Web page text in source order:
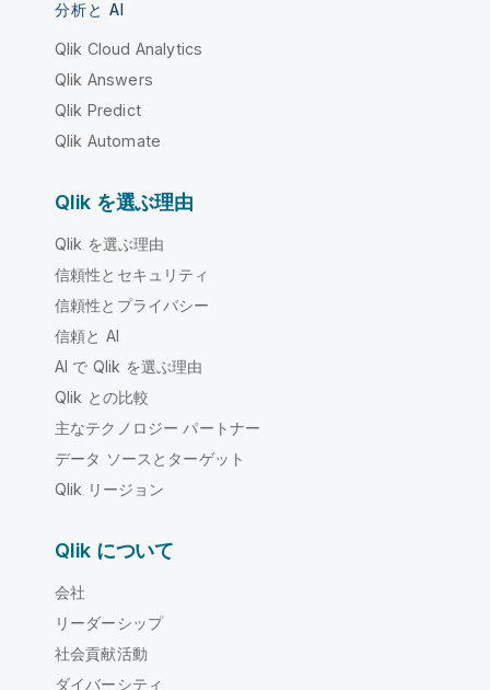
分析と AI
Qlik Cloud Analytics
Qlik Answers
Qlik Predict
Qlik Automate
Qlik を選ぶ理由
Qlik を選ぶ理由
信頼性とセキュリティ
信頼性とプライバシー
信頼と AI
AI で Qlik を選ぶ理由
Qlik との比較
主なテクノロジー パートナー
データ ソースとターゲット
Qlik リージョン
Qlik について
会社
リーダーシップ
社会貢献活動
ダイバーシティ